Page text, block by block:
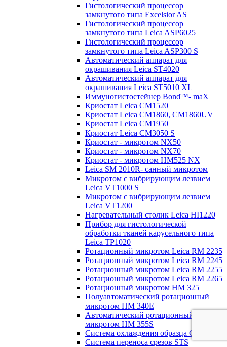
Гистологический процессор
замкнутого типа Excelsior AS
Гистологический процессор
замкнутого типа Leica ASP6025
Гистологический процессор
замкнутого типа Leica ASP300 S
Автоматический аппарат для
окрашивания Leica ST4020
Автоматический аппарат для
окрашивания Leica ST5010 XL
Иммуногистостейнер Bond™- maX
Криостат Leica CM1520
Криостат Leica CM1860, CM1860UV
Криостат Leica CM1950
Криостат Leica CM3050 S
Криостат - микротом NX50
Криостат - микротом NX70
Криостат - микротом HM525 NX
Leica SM 2010R- санный микротом
Микротом с вибрирующим лезвием
Leica VT1000 S
Микротом с вибрирующим лезвием
Leica VT1200
Нагревательный столик Leica HI1220
Прибор для гистологической
обработки тканей карусельного типа
Leica TP1020
Ротационный микротом Leica RM 2235
Ротационный микротом Leica RM 2245
Ротационный микротом Leica RM 2255
Ротационный микротом Leica RM 2265
Ротационный микротом HM 325
Полуавтоматический ротационный
микротом HM 340E
Автоматический ротационный
микротом HM 355S
Система охлаждения образца Cool Cut
Система переноса срезов STS